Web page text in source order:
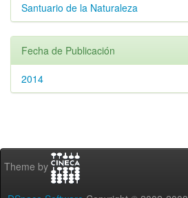
Santuario de la Naturaleza
Fecha de Publicación
2014
Theme by